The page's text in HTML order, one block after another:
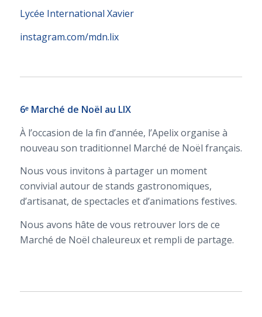
Lycée International Xavier
instagram.com/mdn.lix
6ᵉ Marché de Noël au LIX
À l’occasion de la fin d’année, l’Apelix organise à
nouveau son traditionnel Marché de Noël français.
Nous vous invitons à partager un moment
convivial autour de stands gastronomiques,
d’artisanat, de spectacles et d’animations festives.
Nous avons hâte de vous retrouver lors de ce
Marché de Noël chaleureux et rempli de partage.